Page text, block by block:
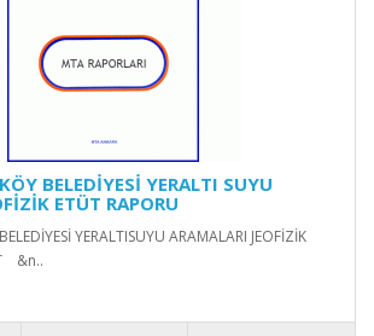
BELEDİYESİ YERALTI SUYU
ETÜT RAPORU
YERALTISUYU ARAMALARI JEOFİZİK
&n..